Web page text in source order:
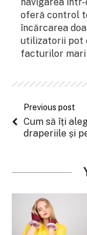
oferă control
încărcarea
utilizatorii pot
facturilor
Previous post
Cum să îți
draperiile și